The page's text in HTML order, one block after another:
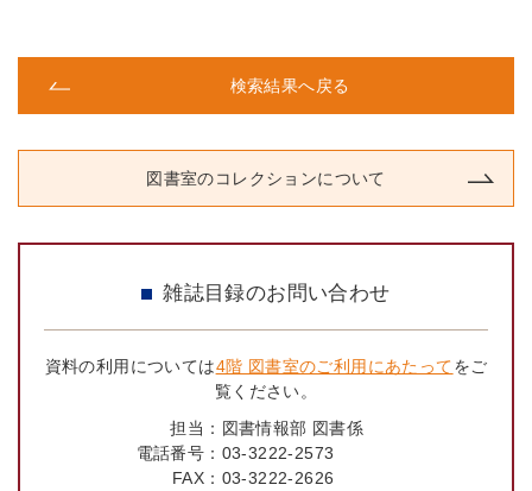
検索結果へ戻る
図書室のコレクションについて
雑誌目録のお問い合わせ
資料の利用については4階 図書室のご利用にあたってをご
覧ください。
担当： 図書情報部 図書係
電話番号： 03-3222-2573
FAX： 03-3222-2626